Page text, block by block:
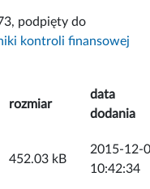
podpięty do
kontroli finansowej
rozmiar
data
dodania
452.03 kB
2015-12-
10:42:34